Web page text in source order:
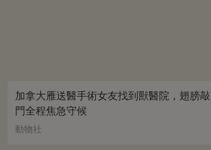
加拿大雁送醫手術女友找到獸醫院，翅膀敲
門全程焦急守候
動物社